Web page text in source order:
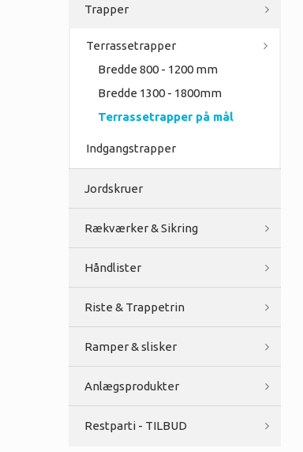
Trapper
Terrassetrapper
Bredde 800 - 1200 mm
Bredde 1300 - 1800mm
Terrassetrapper på mål
Indgangstrapper
Jordskruer
Rækværker & Sikring
Håndlister
Riste & Trappetrin
Ramper & slisker
Anlægsprodukter
Restparti - TILBUD